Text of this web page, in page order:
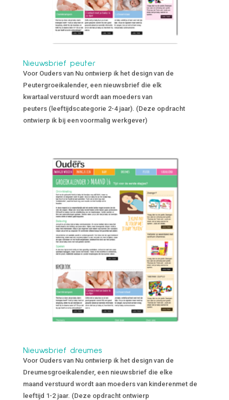
Nieuwsbrief peuter
Voor Ouders van Nu ontwierp ik het design van de
Peutergroeikalender, een nieuwsbrief die elk
kwartaal verstuurd wordt aan moeders van
peuters (leeftijdscategorie 2-4 jaar). (Deze opdracht
ontwierp ik bij een voormalig werkgever)
Nieuwsbrief dreumes
Voor Ouders van Nu ontwierp ik het design van de
Dreumesgroeikalender, een nieuwsbrief die elke
maand verstuurd wordt aan moeders van kinderenmet de
leeftijd 1-2 jaar. (Deze opdracht ontwierp